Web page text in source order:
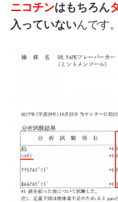
ニコチンはもちろん
入っていないんです。